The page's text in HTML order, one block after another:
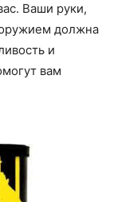
Ваши руки,
должна
и
вам